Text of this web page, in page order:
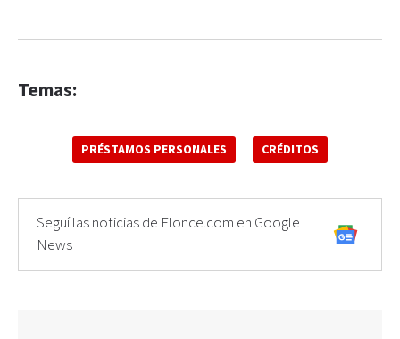
Temas:
PRÉSTAMOS PERSONALES CRÉDITOS
Seguí las noticias de Elonce.com en Google
News